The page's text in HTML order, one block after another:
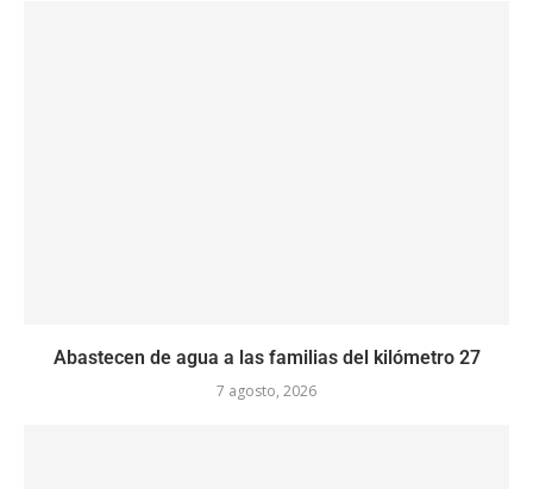
Abastecen de agua a las familias del kilómetro 27
7 agosto, 2026